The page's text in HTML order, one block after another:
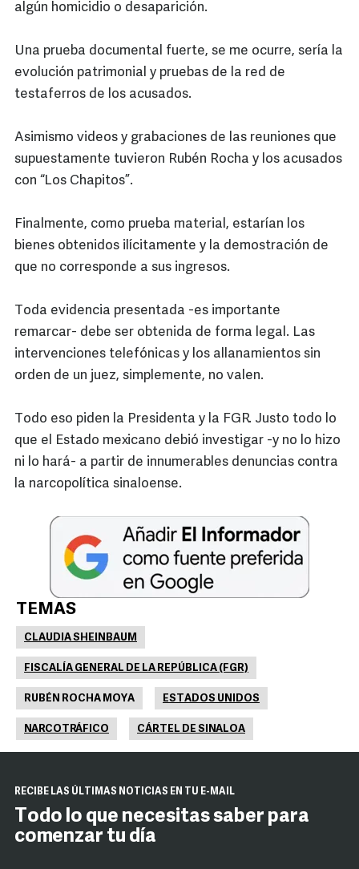
algún homicidio o desaparición.
Una prueba documental fuerte, se me ocurre, sería la
evolución patrimonial y pruebas de la red de
testaferros de los acusados.
Asimismo videos y grabaciones de las reuniones que
supuestamente tuvieron Rubén Rocha y los acusados
con “Los Chapitos”.
Finalmente, como prueba material, estarían los
bienes obtenidos ilícitamente y la demostración de
que no corresponde a sus ingresos.
Toda evidencia presentada -es importante
remarcar- debe ser obtenida de forma legal. Las
intervenciones telefónicas y los allanamientos sin
orden de un juez, simplemente, no valen.
Todo eso piden la Presidenta y la FGR. Justo todo lo
que el Estado mexicano debió investigar -y no lo hizo
ni lo hará- a partir de innumerables denuncias contra
la narcopolítica sinaloense.
TEMAS
CLAUDIA SHEINBAUM
FISCALÍA GENERAL DE LA REPÚBLICA (FGR)
RUBÉN ROCHA MOYA ESTADOS UNIDOS
NARCOTRÁFICO CÁRTEL DE SINALOA
RECIBE LAS ÚLTIMAS NOTICIAS EN TU E-MAIL
Todo lo que necesitas saber para
comenzar tu día